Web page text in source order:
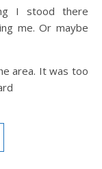
I stood there
me. Or maybe
area. It was too